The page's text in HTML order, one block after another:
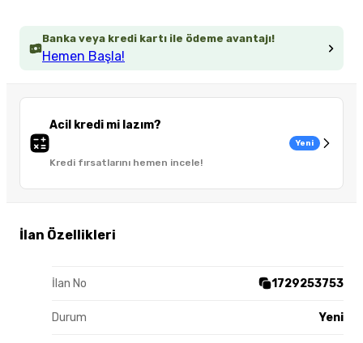
Banka veya kredi kartı ile ödeme avantajı!
Hemen Başla!
Acil kredi mi lazım?
Kredi fırsatlarını hemen incele!
Yeni
İlan Özellikleri
İlan No 1729253753
Durum Yeni